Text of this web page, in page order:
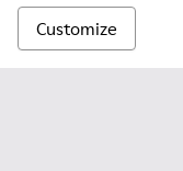
Customize